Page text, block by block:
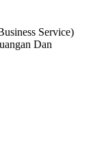
Service)
Dan